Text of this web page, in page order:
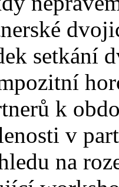
setkání
k
v
na